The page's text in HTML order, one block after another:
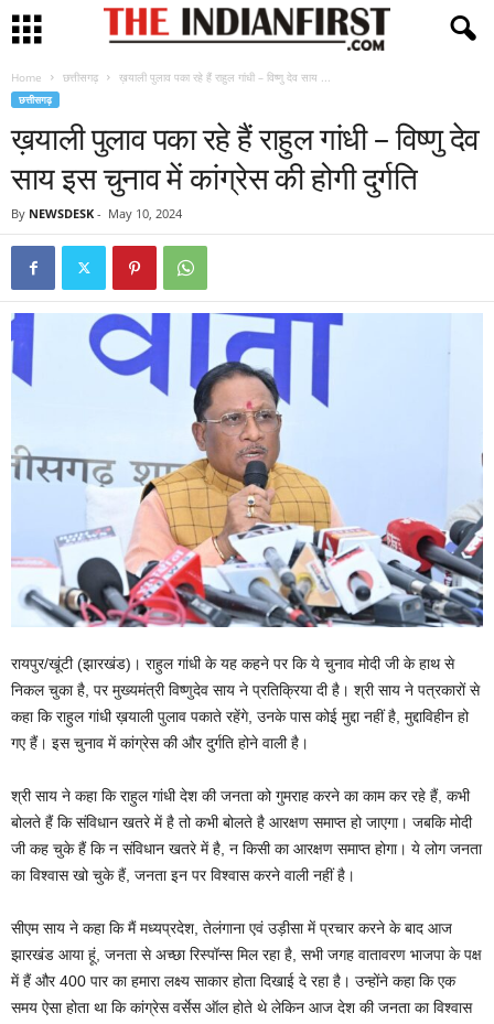
Home छत्तीसगढ़ ख़याली पुलाव पका रहे हैं राहुल गांधी – विष्णु देव साय ...
छत्तीसगढ़
ख़याली पुलाव पका रहे हैं राहुल गांधी – विष्णु देव
साय इस चुनाव में कांग्रेस की होगी दुर्गति
By NEWSDESK - May 10, 2024
रायपुर/खूंटी (झारखंड)। राहुल गांधी के यह कहने पर कि ये चुनाव मोदी जी के हाथ से
निकल चुका है, पर मुख्यमंत्री विष्णुदेव साय ने प्रतिक्रिया दी है। श्री साय ने पत्रकारों से
कहा कि राहुल गांधी ख़याली पुलाव पकाते रहेंगे, उनके पास कोई मुद्दा नहीं है, मुद्दाविहीन हो
गए हैं। इस चुनाव में कांग्रेस की और दुर्गति होने वाली है।
श्री साय ने कहा कि राहुल गांधी देश की जनता को गुमराह करने का काम कर रहे हैं, कभी
बोलते हैं कि संविधान खतरे में है तो कभी बोलते है आरक्षण समाप्त हो जाएगा। जबकि मोदी
जी कह चुके हैं कि न संविधान खतरे में है, न किसी का आरक्षण समाप्त होगा। ये लोग जनता
का विश्वास खो चुके हैं, जनता इन पर विश्वास करने वाली नहीं है।
सीएम साय ने कहा कि मैं मध्यप्रदेश, तेलंगाना एवं उड़ीसा में प्रचार करने के बाद आज
झारखंड आया हूं, जनता से अच्छा रिस्पॉन्स मिल रहा है, सभी जगह वातावरण भाजपा के पक्ष
में हैं और 400 पार का हमारा लक्ष्य साकार होता दिखाई दे रहा है। उन्होंने कहा कि एक
समय ऐसा होता था कि कांग्रेस वर्सेस ऑल होते थे लेकिन आज देश की जनता का विश्वास